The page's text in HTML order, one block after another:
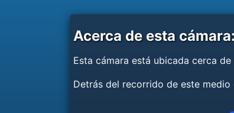
Acerca de esta
Esta cámara está ubicada cerca
Detrás del recorrido de este